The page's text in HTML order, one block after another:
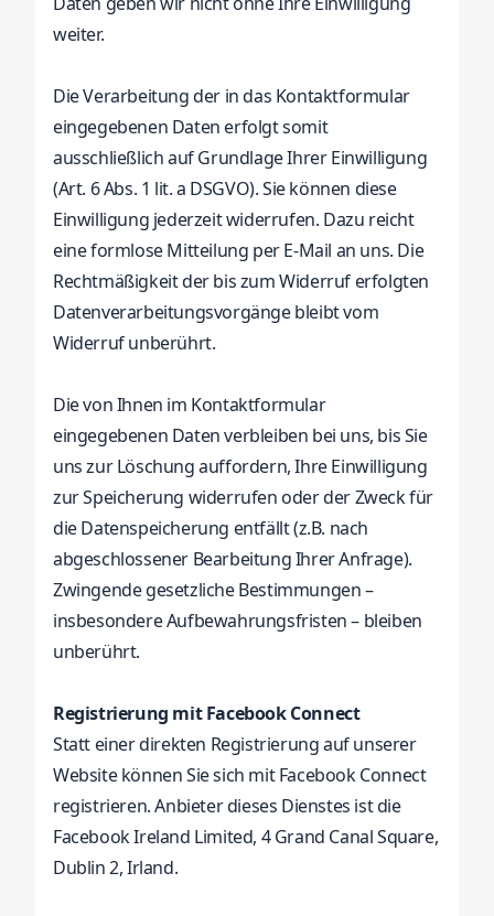
weiter.
Die Verarbeitung der in das Kontaktformular
eingegebenen Daten erfolgt somit
ausschließlich auf Grundlage Ihrer Einwilligung
(Art. 6 Abs. 1 lit. a DSGVO). Sie können diese
Einwilligung jederzeit widerrufen. Dazu reicht
eine formlose Mitteilung per E-Mail an uns. Die
Rechtmäßigkeit der bis zum Widerruf erfolgten
Datenverarbeitungsvorgänge bleibt vom
Widerruf unberührt.
Die von Ihnen im Kontaktformular
eingegebenen Daten verbleiben bei uns, bis Sie
uns zur Löschung auffordern, Ihre Einwilligung
zur Speicherung widerrufen oder der Zweck für
die Datenspeicherung entfällt (z.B. nach
abgeschlossener Bearbeitung Ihrer Anfrage).
Zwingende gesetzliche Bestimmungen –
insbesondere Aufbewahrungsfristen – bleiben
unberührt.
Registrierung mit Facebook Connect
Statt einer direkten Registrierung auf unserer
Website können Sie sich mit Facebook Connect
registrieren. Anbieter dieses Dienstes ist die
Facebook Ireland Limited, 4 Grand Canal Square,
Dublin 2, Irland.